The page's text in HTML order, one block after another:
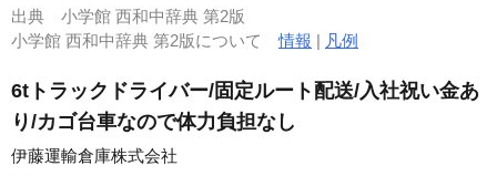
出典 小学館 西和中辞典 第2版
小学館 西和中辞典 第2版について情報 | 凡例
6tトラックドライバー/固定ルート配送/入社祝い金あ
り/カゴ台車なので体力負担なし
伊藤運輸倉庫株式会社